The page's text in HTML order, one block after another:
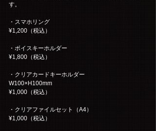
す。
・スマホリング
¥1,200（税込）
・ボイスキーホルダー
¥1,800（税込）
・クリアカードキーホルダー
W100×H100mm
¥1,000（税込）
・クリアファイルセット（A4）
¥1,000（税込）